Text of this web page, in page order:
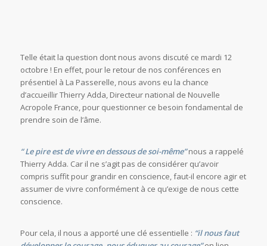
Telle était la question dont nous avons discuté ce mardi 12
octobre ! En effet, pour le retour de nos conférences en
présentiel à La Passerelle, nous avons eu la chance
d’accueillir Thierry Adda, Directeur national de Nouvelle
Acropole France, pour questionner ce besoin fondamental de
prendre soin de l’âme.
“ Le pire est de vivre en dessous de soi-même”nous a rappelé
Thierry Adda. Car il ne s’agit pas de considérer qu’avoir
compris suffit pour grandir en conscience, faut-il encore agir et
assumer de vivre conformément à ce qu’exige de nous cette
conscience.
Pour cela, il nous a apporté une clé essentielle : “il nous faut